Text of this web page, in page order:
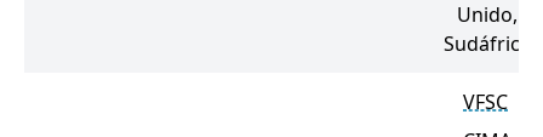
Unido,
Sudáfrica
VFSC